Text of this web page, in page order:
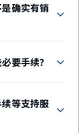
确实有销
要手续？
等支持服